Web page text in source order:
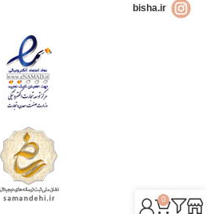
bisha.ir
0